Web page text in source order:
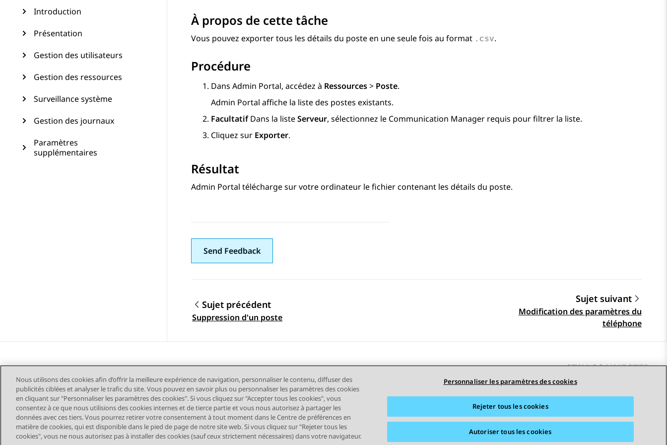
Introduction
Présentation
Gestion des utilisateurs
Gestion des ressources
Surveillance système
Gestion des journaux
Paramètres
supplémentaires
À propos de cette tâche
Vous pouvez exporter tous les détails du poste en une seule fois au format .csv.
Procédure
Dans Admin Portal, accédez à Ressources> Poste.
Admin Portal affiche la liste des postes existants.
FacultatifDans la listeServeur, sélectionnez le Communication Manager requis pour filtrer la liste.
Cliquez sur Exporter.
Résultat
Admin Portal télécharge sur votre ordinateur le fichier contenant les détails du poste.
Send Feedback
Navigation par sujet
Sujet précédent
Suppression d'un poste
Sujet suivant
Modification des paramètres du
téléphone
STAY CONNECTED
Plan du site Conditions d'utilisation Confidentialité Politique de cookies Marques commerciales Accessibilité © 2026 Avaya LLC
Nous utilisons des cookies afin d’offrir la meilleure expérience de navigation, personnaliser le contenu, diffuser des
publicités ciblées et analyser le trafic du site. Vous pouvez en savoir plus ou personnaliser les paramètres des cookies
en cliquant sur "Personnaliser les paramètres des cookies". Si vous cliquez sur "Accepter tous les cookies", vous
consentez à ce que nous utilisions des cookies internes et de tierce partie et vous nous autorisez à partager les
données avec ces tiers. Vous pourrez retirer votre consentement à tout moment dans le Centre de préférences en
matière de cookies, qui est disponible dans le pied de page de notre site web. Si vous cliquez sur "Rejeter tous les
cookies", vous ne nous autorisez pas à installer des cookies (sauf ceux strictement nécessaires) dans votre navigateur.
Personnaliser les paramètres des cookies
Rejeter tous les cookies
Autoriser tous les cookies